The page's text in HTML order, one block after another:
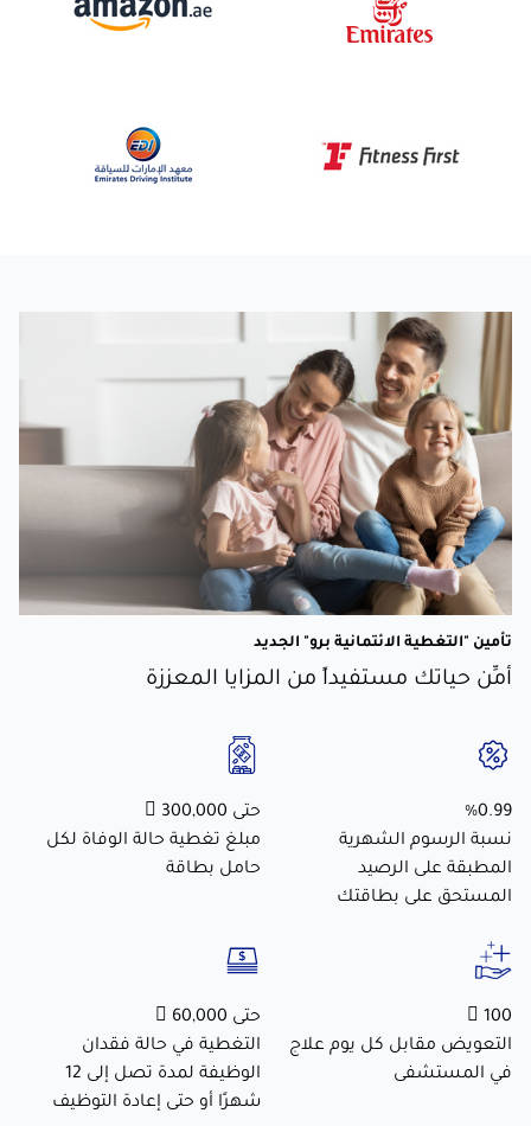
تأمين "التغطية الائتمانية برو" الجديد
أمِّن حياتك مستفيداً من المزايا المعززة
%0.99
نسبة الرسوم الشهرية
المطبقة على الرصيد
المستحق على بطاقتك
حتى 300,000 
مبلغ تغطية حالة الوفاة لكل
حامل بطاقة
100 
التعويض مقابل كل يوم علاج
في المستشفى
حتى 60,000 
التغطية في حالة فقدان
الوظيفة لمدة تصل إلى 12
شهرًا أو حتى إعادة التوظيف